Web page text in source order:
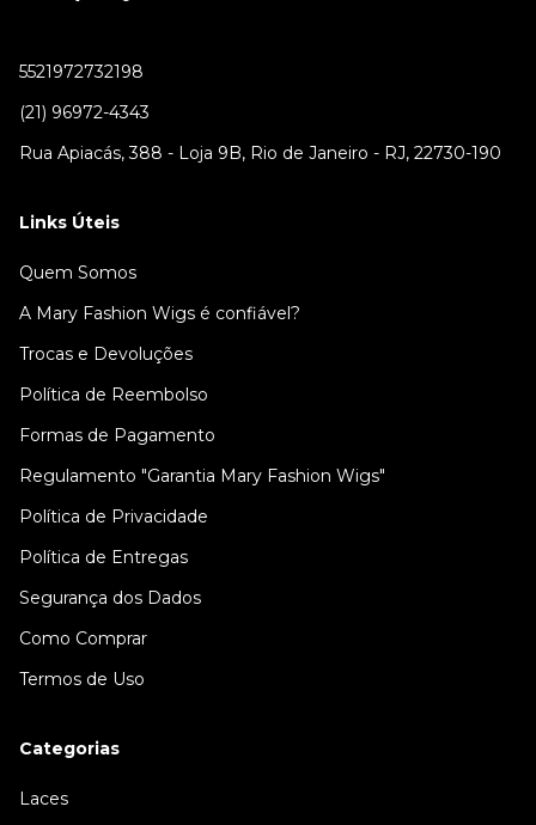
5521972732198
(21) 96972-4343
Rua Apiacás, 388 - Loja 9B, Rio de Janeiro - RJ, 22730-190
Links Úteis
Quem Somos
A Mary Fashion Wigs é confiável?
Trocas e Devoluções
Política de Reembolso
Formas de Pagamento
Regulamento "Garantia Mary Fashion Wigs"
Política de Privacidade
Política de Entregas
Segurança dos Dados
Como Comprar
Termos de Uso
Categorias
Laces